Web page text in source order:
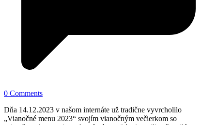
0 Comments
Dňa 14.12.2023 v našom internáte už tradične vyvrcholilo
„Vianočné menu 2023“ svojím vianočným večierkom so